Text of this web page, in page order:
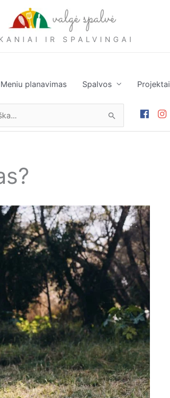
IR SPALVINGAI
Meniu planavimas Spalvos Projektai